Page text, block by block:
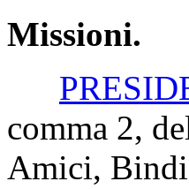
Missioni.
comma 2,
Amici,